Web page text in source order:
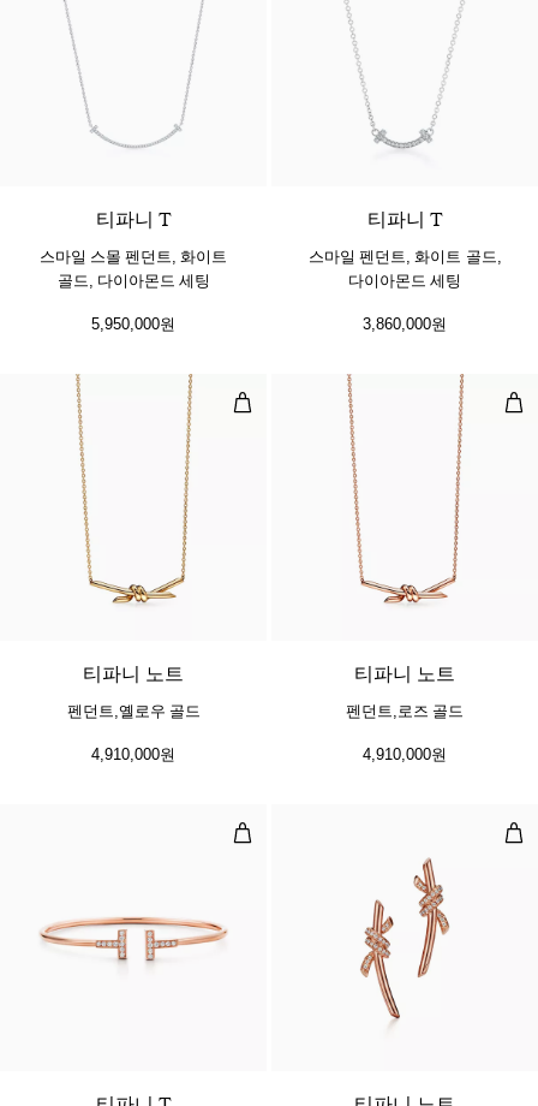
3 소재
티파니 T
스마일 스몰 펜던트, 화이트
골드, 다이아몬드 세팅
5,950,000원
티파니 T
스마일 펜던트, 화이트 골드,
다이아몬드 세팅
3,860,000원
펜던트,옐로우 골드
2 소재
티파니 노트
펜던트,옐로우 골드
4,910,000원
펜
티파니 노트
펜던트,로즈 골드
4,910,000원
다이아몬드 와이어 브레이슬릿, 로
이